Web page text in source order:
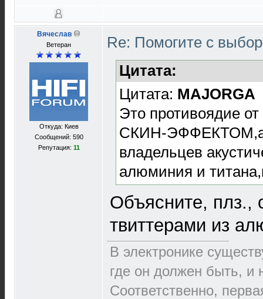
Вячеслав
Ветеран
Откуда: Киев
Сообщений: 590
Репутация: 11
Re: Помогите с
Цитата:
Цитата: MAJORGA
Это противоядие
СКИН-ЭФФЕКТОМ,а
владельцев
алюминия и
Объясните, плз.,
твиттерами из
В электронике
где он должен быть, и
Соответственно,